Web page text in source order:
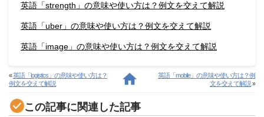
英語「strength」の意味や使い方は？例文を交えて解説
英語「uber」の意味や使い方は？例文を交えて解説
英語「image」の意味や使い方は？例文を交えて解説
«英語「logistics」の意味や使い方は？
例文を交えて解説
英語「mobile」の意味や使い方は？例
文を交えて解説»
この記事に関連した記事